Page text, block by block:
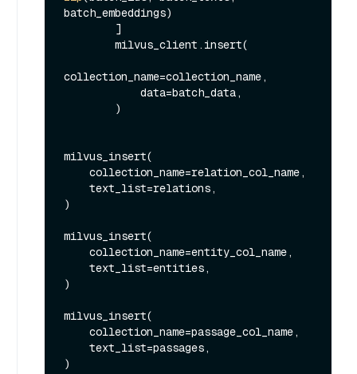
batch_embeddings)
collection_name=collection_name,
milvus_insert(
)
milvus_insert(
)
milvus_insert(